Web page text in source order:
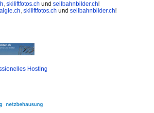
, skiliftfotos.ch und seilbahnbilder.ch!
, skiliftfotos.ch und seilbahnbilder.ch!
Hosting